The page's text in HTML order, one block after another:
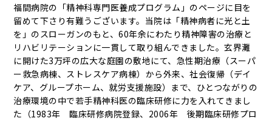
福間病院の「精神科専門医養成プログラム」のページに目を
留めて下さり有難うございます。当院は「精神病者に光と土
を」のスローガンのもと、60年余にわたり精神障害の治療と
リハビリテーションに一貫して取り組んできました。玄界灘
に開けた3万坪の広大な庭園の敷地にて、急性期治療（スーパ
ー救急病棟、ストレスケア病棟）から外来、社会復帰（デイ
ケア、グループホーム、就労支援施設）まで、ひとつながりの
治療環境の中で若手精神科医の臨床研修に力を入れてきまし
た（1983年 臨床研修病院登録、2006年 後期臨床研修プロ